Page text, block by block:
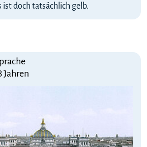
ist doch tatsächlich gelb.
Jahren